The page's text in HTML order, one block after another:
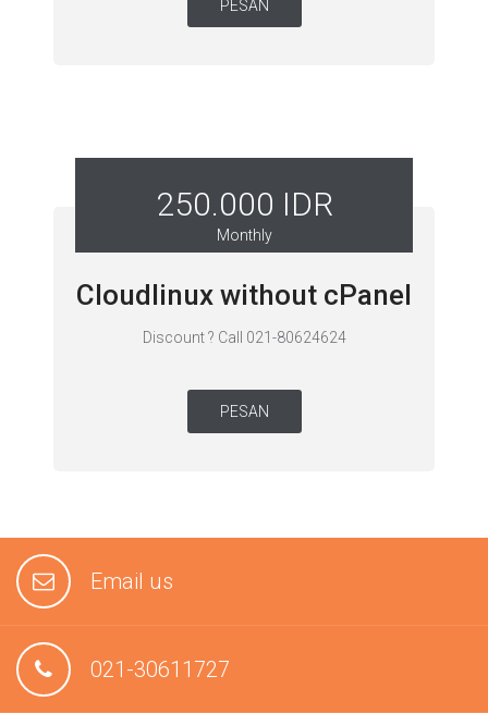
PESAN
250.000 IDR
Monthly
Cloudlinux without cPanel
Discount ? Call 021-80624624
PESAN
Email us
021-30611727